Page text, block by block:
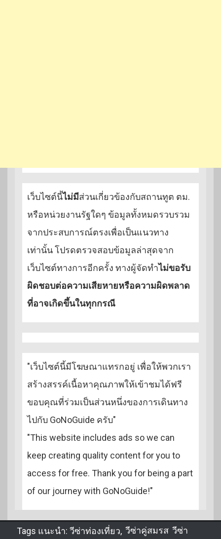
เว็บไซต์นี้ไม่มีส่วนเกี่ยวข้องกับสถานทูต ตม.
หรือหน่วยงานรัฐใดๆ ข้อมูลทั้งหมดรวบรวม
จากประสบการณ์ตรงเพื่อเป็นแนวทาง
เท่านั้น โปรดตรวจสอบข้อมูลล่าสุดจาก
เว็บไซต์ทางการอีกครั้ง ทางผู้จัดทำไม่ขอรับ
ผิดชอบต่อความเสียหายหรือความผิดพลาด
ที่อาจเกิดขึ้นในทุกกรณี
"เว็บไซต์นี้มีโฆษณาแทรกอยู่ เพื่อให้พวกเรา
สร้างสรรค์เนื้อหาคุณภาพให้เข้าชมได้ฟรี
ขอบคุณที่ร่วมเป็นส่วนหนึ่งของการเดินทาง
ไปกับ GoNoGuide ครับ"
"This website includes ads so we can
keep creating quality content for you to
access for free. Thank you for being a part
of our journey with GoNoGuide!"
Tags แนะนำ: วีซ่าท่องเที่ยว วีซ่าคู่สมรส ,วีซ่า